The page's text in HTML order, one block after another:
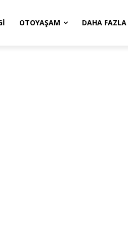
OTOYAŞAM DAHA FAZLA